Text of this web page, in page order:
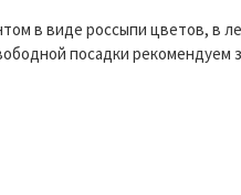
в виде россыпи цветов, в
посадки рекомендуем